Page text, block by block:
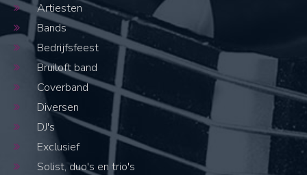
Artiesten
Bands
Bedrijfsfeest
Bruiloft band
Coverband
Diversen
DJ's
Exclusief
Solist, duo's en trio's